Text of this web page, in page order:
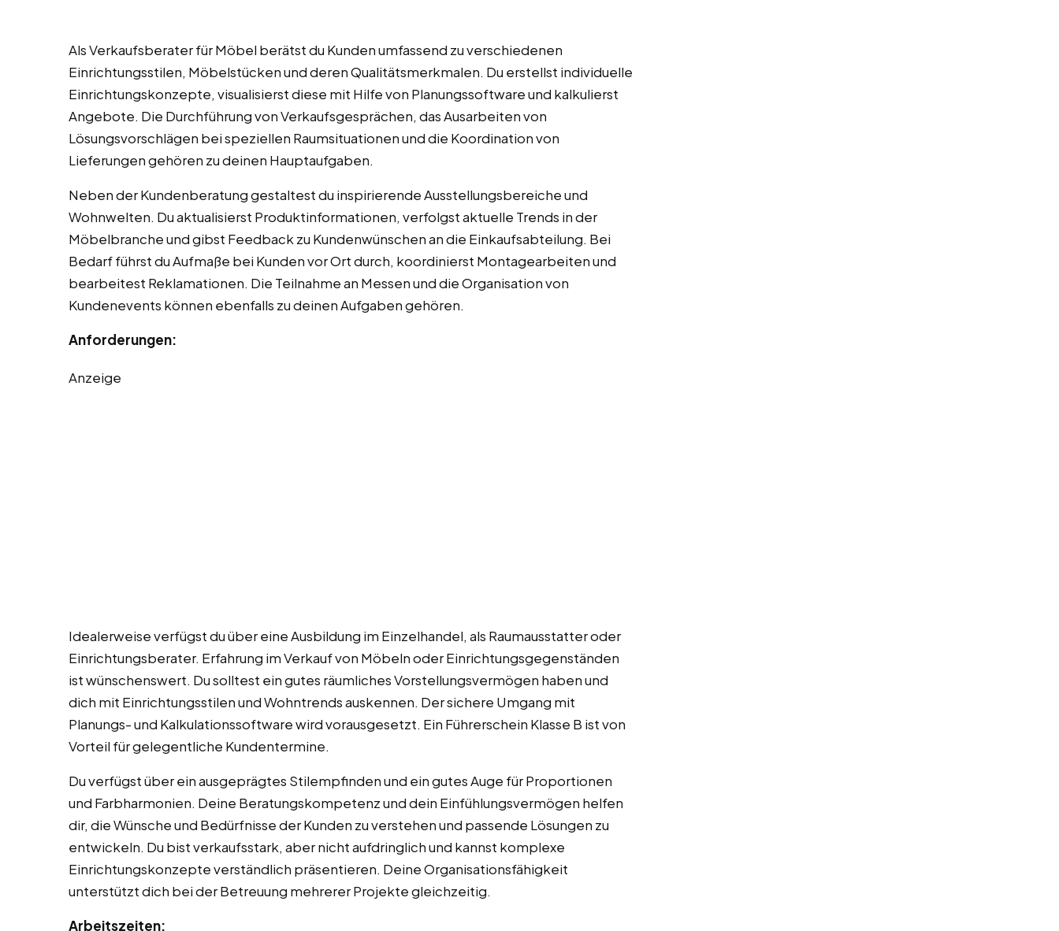
Als Verkaufsberater für Möbel berätst du Kunden umfassend zu verschiedenen
Einrichtungsstilen, Möbelstücken und deren Qualitätsmerkmalen. Du erstellst individuelle
Einrichtungskonzepte, visualisierst diese mit Hilfe von Planungssoftware und kalkulierst
Angebote. Die Durchführung von Verkaufsgesprächen, das Ausarbeiten von
Lösungsvorschlägen bei speziellen Raumsituationen und die Koordination von
Lieferungen gehören zu deinen Hauptaufgaben.
Neben der Kundenberatung gestaltest du inspirierende Ausstellungsbereiche und
Wohnwelten. Du aktualisierst Produktinformationen, verfolgst aktuelle Trends in der
Möbelbranche und gibst Feedback zu Kundenwünschen an die Einkaufsabteilung. Bei
Bedarf führst du Aufmaße bei Kunden vor Ort durch, koordinierst Montagearbeiten und
bearbeitest Reklamationen. Die Teilnahme an Messen und die Organisation von
Kundenevents können ebenfalls zu deinen Aufgaben gehören.
Anforderungen:
Anzeige
Idealerweise verfügst du über eine Ausbildung im Einzelhandel, als Raumausstatter oder
Einrichtungsberater. Erfahrung im Verkauf von Möbeln oder Einrichtungsgegenständen
ist wünschenswert. Du solltest ein gutes räumliches Vorstellungsvermögen haben und
dich mit Einrichtungsstilen und Wohntrends auskennen. Der sichere Umgang mit
Planungs- und Kalkulationssoftware wird vorausgesetzt. Ein Führerschein Klasse B ist von
Vorteil für gelegentliche Kundentermine.
Du verfügst über ein ausgeprägtes Stilempfinden und ein gutes Auge für Proportionen
und Farbharmonien. Deine Beratungskompetenz und dein Einfühlungsvermögen helfen
dir, die Wünsche und Bedürfnisse der Kunden zu verstehen und passende Lösungen zu
entwickeln. Du bist verkaufsstark, aber nicht aufdringlich und kannst komplexe
Einrichtungskonzepte verständlich präsentieren. Deine Organisationsfähigkeit
unterstützt dich bei der Betreuung mehrerer Projekte gleichzeitig.
Arbeitszeiten: